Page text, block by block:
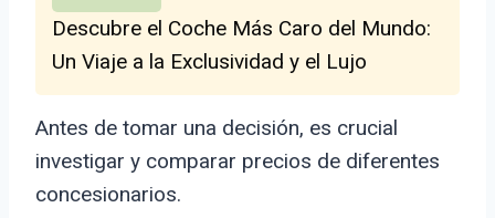
Descubre el Coche Más Caro del Mundo:
Un Viaje a la Exclusividad y el Lujo
Antes de tomar una decisión, es crucial
investigar y comparar precios de diferentes
concesionarios.